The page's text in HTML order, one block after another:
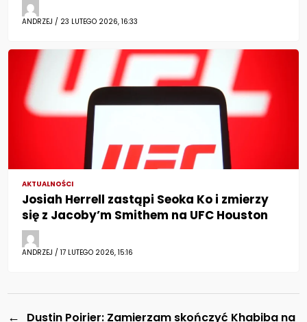
ANDRZEJ / 23 LUTEGO 2026, 16:33
AKTUALNOŚCI
Josiah Herrell zastąpi Seoka Ko i zmierzy
się z Jacoby’m Smithem na UFC Houston
ANDRZEJ / 17 LUTEGO 2026, 15:16
←
Dustin Poirier: Zamierzam skończyć Khabiba na